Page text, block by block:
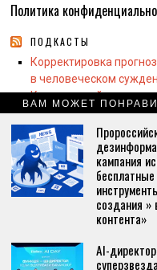
Политика
ПОДКАСТЫ
Корректировка
в человеческом
Контрольный список
Даниэль Канеман
КОНТАКТЫ:
Контактная почта по общим
Если хотите реализовать себя
hr@whiswh.com
Главный редактор:Вероника
ВАМ МОЖЕТ
кампания
создания »
контента»
AI-